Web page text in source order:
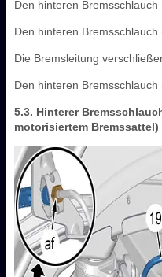
Den hinteren Bremsschlauch
Den hinteren Bremsschlauch
Die Bremsleitung
Den hinteren Bremsschlauch
5.3. Hinterer
motorisiertem Bremssattel)